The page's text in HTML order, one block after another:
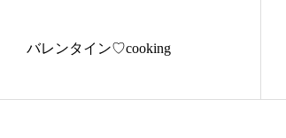
バレンタイン♡cooking